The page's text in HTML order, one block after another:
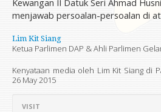
Kewangan II Datuk Seri Ahmad
menjawab persoalan-persoalan di
Lim Kit Siang
Ketua Parlimen DAP & Ahli Parlimen
Kenyataan media oleh Lim Kit Siang di
26 May 2015
VISIT